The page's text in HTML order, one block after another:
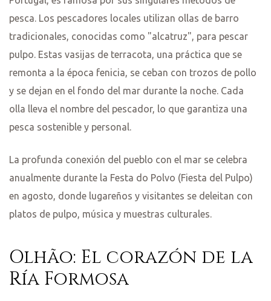
pesca. Los pescadores locales utilizan ollas de barro
tradicionales, conocidas como "alcatruz", para pescar
pulpo. Estas vasijas de terracota, una práctica que se
remonta a la época fenicia, se ceban con trozos de pollo
y se dejan en el fondo del mar durante la noche. Cada
olla lleva el nombre del pescador, lo que garantiza una
pesca sostenible y personal.
La profunda conexión del pueblo con el mar se celebra
anualmente durante la Festa do Polvo (Fiesta del Pulpo)
en agosto, donde lugareños y visitantes se deleitan con
platos de pulpo, música y muestras culturales.
Olhão: El corazón de la
Ría Formosa